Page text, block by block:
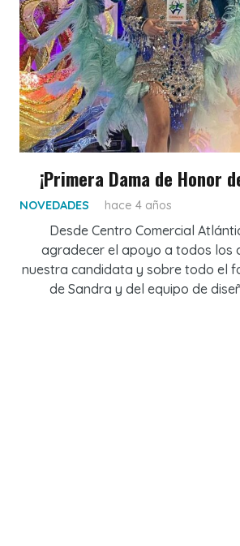
¡Primera Dama de Honor
NOVEDADES hace 4 años
Desde Centro Comercial
agradecer el apoyo a todos los
nuestra candidata y sobre todo el
de Sandra y del equipo de